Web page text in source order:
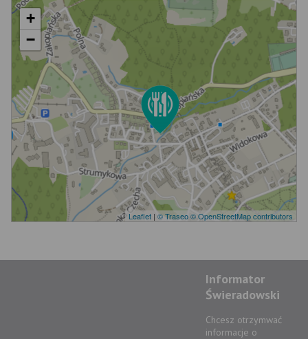
+
−
Leaflet | © Traseo© OpenStreetMap contributors
Informator
Świeradowski
Chcesz otrzymwać
informacje o